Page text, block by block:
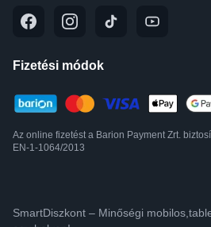
Fizetési módok
Az online fizetést a Barion Payment Zrt.
EN-1-1064/2013
SmartDiszkont – Minőségi